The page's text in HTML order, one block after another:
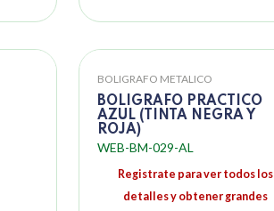
BOLIGRAFO METALICO
BOLIGRAFO PRACTICO
AZUL (TINTA NEGRA Y
ROJA)
WEB-BM-029-AL
Registrate para ver todos los
detalles y obtener grandes